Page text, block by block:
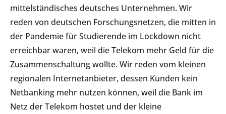
mittelständisches deutsches Unternehmen. Wir
reden von deutschen Forschungsnetzen, die mitten in
der Pandemie für Studierende im Lockdown nicht
erreichbar waren, weil die Telekom mehr Geld für die
Zusammenschaltung wollte. Wir reden vom kleinen
regionalen Internetanbieter, dessen Kunden kein
Netbanking mehr nutzen können, weil die Bank im
Netz der Telekom hostet und der kleine